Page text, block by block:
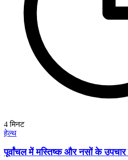
4मिनट
हेल्थ
पूर्वांचल में मस्तिष्क और नसों के